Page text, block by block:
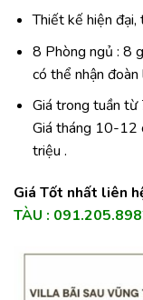
Thiết kế hiện
8 Phòng ngủ : 8
có thể nhận
Giá trong tuần
Giá tháng 10-12
triệu .
Giá Tốt nhất liên
TÀU :